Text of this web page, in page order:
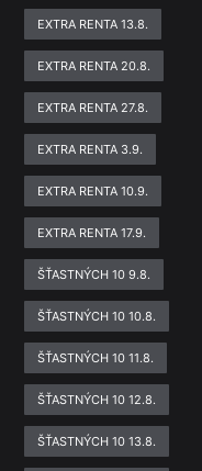
EXTRA RENTA 13.8.
EXTRA RENTA 20.8.
EXTRA RENTA 27.8.
EXTRA RENTA 3.9.
EXTRA RENTA 10.9.
EXTRA RENTA 17.9.
ŠŤASTNÝCH 10 9.8.
ŠŤASTNÝCH 10 10.8.
ŠŤASTNÝCH 10 11.8.
ŠŤASTNÝCH 10 12.8.
ŠŤASTNÝCH 10 13.8.